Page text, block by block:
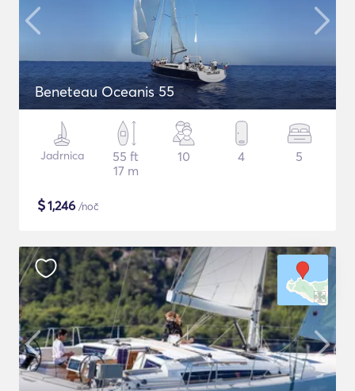
Beneteau Oceanis 55
Jadrnica
55 ft
17 m
10 4 5
$1,246 /noč